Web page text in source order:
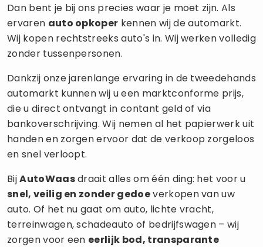
Dan bent je bij ons precies waar je moet zijn. Als
ervaren auto opkoper kennen wij de automarkt.
Wij kopen rechtstreeks auto's in. Wij werken volledig
zonder tussenpersonen.
Dankzij onze jarenlange ervaring in de tweedehands
automarkt kunnen wij u een marktconforme prijs,
die u direct ontvangt in contant geld of via
bankoverschrijving. Wij nemen al het papierwerk uit
handen en zorgen ervoor dat de verkoop zorgeloos
en snel verloopt.
BijAutoWaasdraait alles om één ding: het voor u
snel, veilig en zonder gedoeverkopen van uw
auto. Of het nu gaat om auto, lichte vracht,
terreinwagen, schadeauto of bedrijfswagen – wij
zorgen voor een eerlijk bod, transparante